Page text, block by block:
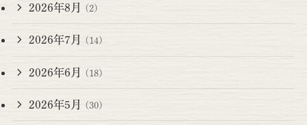
2026年8月 (2)
2026年7月 (14)
2026年6月 (18)
2026年5月 (30)